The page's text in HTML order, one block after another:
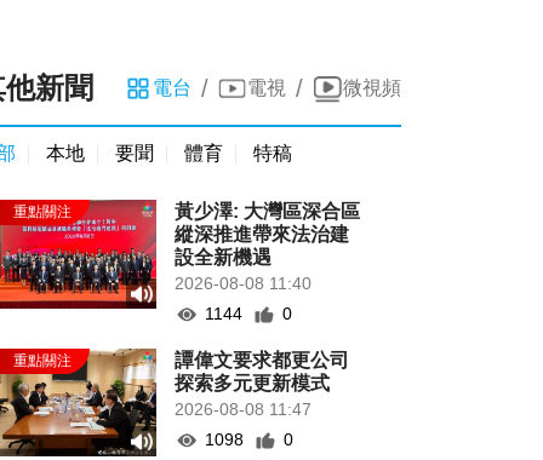
新聞 電台 / 電視 / 微視頻
本地 要聞 體育 特稿
黃少澤: 大灣區深合區
縱深推進帶來法治建
設全新機遇
2026-08-08 11:40
1144
0
譚偉文要求都更公司
探索多元更新模式
2026-08-08 11:47
1098
0